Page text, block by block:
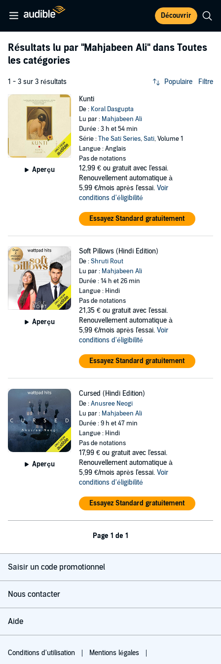
Découvrir
Résultats lu par "Mahjabeen Ali" dans Toutes
les catégories
1 - 3 sur 3 résultats Populaire Filtre
Aperçu
Kunti
De : Koral Dasgupta
Lu par : Mahjabeen Ali
Durée : 3 h et 54 min
Série :The Sati Series,Sati, Volume 1
Langue : Anglais
Pas de notations
12,99 € ou gratuit avec l'essai.
Renouvellement automatique à
5,99 €/mois après l'essai. Voir
conditions d'éligibilité
Essayez Standard gratuitement
Aperçu
Soft Pillows (Hindi Edition)
De :Shruti Rout
Lu par : Mahjabeen Ali
Durée : 14 h et 26 min
Langue : Hindi
Pas de notations
21,35 € ou gratuit avec l'essai.
Renouvellement automatique à
5,99 €/mois après l'essai. Voir
conditions d'éligibilité
Essayez Standard gratuitement
Aperçu
Cursed (Hindi Edition)
De :Anusree Neogi
Lu par : Mahjabeen Ali
Durée : 9 h et 47 min
Langue : Hindi
Pas de notations
17,99 € ou gratuit avec l'essai.
Renouvellement automatique à
5,99 €/mois après l'essai. Voir
conditions d'éligibilité
Essayez Standard gratuitement
Page 1 de 1
Saisir un code promotionnel
Nous contacter
Aide
Conditions d'utilisation Mentions légales